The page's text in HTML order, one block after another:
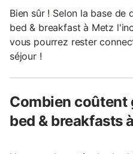
Bien sûr ! Selon la base de
bed & breakfast à Metz
vous pourrez rester
séjour !
Combien coûtent
bed & breakfasts